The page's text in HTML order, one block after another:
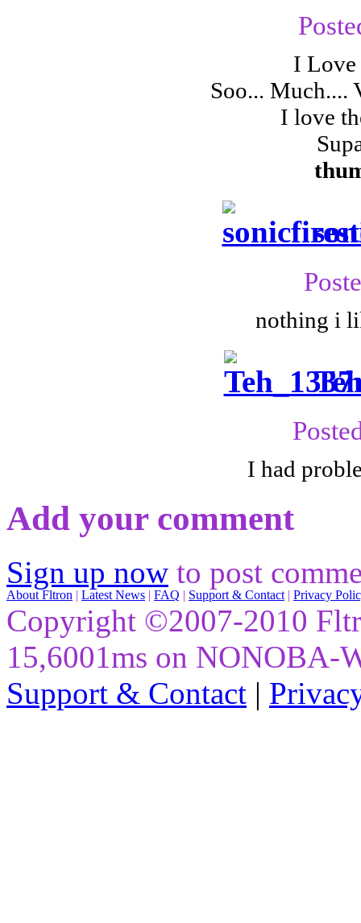
I
Soo... Much....
I love
nothing i
I had
Add your comment
Sign up now to post
About Fltron | Latest News | FAQ | Support & Contact | Privacy
Copyright ©2007-2010
15,6001ms on NONOBA-
Support & Contact |